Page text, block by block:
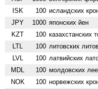
ISK 100 исландских
JPY 1000 японских йен
KZT 100 казахстанских
LTL 100 литовских
LVL 100 латвийских
MDL 100 молдовских
NOK 100 норвежских